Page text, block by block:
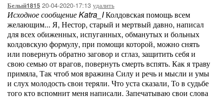
Белый1815 20-04-2020-17:13 удалить
Исходное сообщение Katra_IКолдовская помощь всем
желающим... Я, Нестор, старый и мертвый давно, написал
для всех обиженных, испуганных, обманутых и больных
колдовскую формулу, при помощи которой, можно снять
или повернуть обратно заговор и сглаз, защитить себя и
свою семью от врагов, повернуть смерть вспять. Как я траву
примяла, Так чтоб моя вражина Силу и речь и мысли и умы
и слух молодость свои теряли. Что уста сказали, То в судьбе
того кто вспомнит меня написали. Запечатываю свои слова